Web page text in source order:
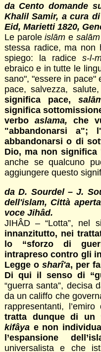
da Cento domande
Khalil Samir, a cura
Eid, Marietti 1820,
Le paroleislām e salām
stessa radice, ma non
spiego: la radice s-l-
ebraico e in tutte le
sano", "essere in pace"
pace, salvezza,
significa pace,
significa
verbo
aslama,
che
"abbandonarsi a"; l'
abbandonarsi o di
Dio, ma non
anche se qualcuno
aggiungere questo
da D. Sourdel – J.
dell'islam, Città
voce Jihâd.
JIHÂD – “Lotta”, nel
innanzitutto, nei
lo “sforzo di
intrapreso contro gli
Legge o sharî'a, per
Di qui il senso di
“guerra santa”, decisa
da un califfo che
rappresentanti,
tratta dunque di un
kifâya e non
l’espansione
universalista e che